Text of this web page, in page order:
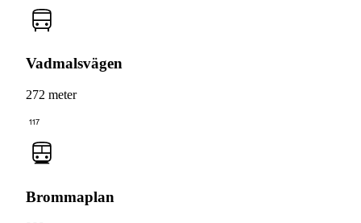
Vadmalsvägen
272 meter
117
Brommaplan